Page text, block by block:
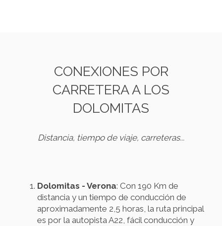
CONEXIONES POR
CARRETERA A LOS
DOLOMITAS
Distancia, tiempo de viaje, carreteras...
Dolomitas - Verona: Con 190 Km de
distancia y un tiempo de conducción de
aproximadamente 2,5 horas, la ruta principal
es por la autopista A22, fácil conducción y